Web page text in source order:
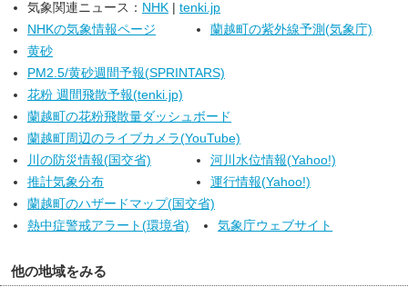
気象関連ニュース： NHK
tenki.jp
NHKの気象情報ページ
蘭越町の紫外線予測(気象庁)
黄砂
PM2.5/黄砂週間予報(SPRINTARS)
花粉 週間飛散予報(tenki.jp)
蘭越町の花粉飛散量ダッシュボード
蘭越町周辺のライブカメラ(YouTube)
川の防災情報(国交省)
河川水位情報(Yahoo!)
推計気象分布
運行情報(Yahoo!)
蘭越町のハザードマップ(国交省)
熱中症警戒アラート(環境省)
気象庁ウェブサイト
他の地域をみる